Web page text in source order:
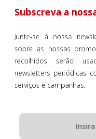
Subscreva a
Junte-se à nossa
sobre as nossas
recolhidos serão
newsletters periódicas
serviços e campanhas.